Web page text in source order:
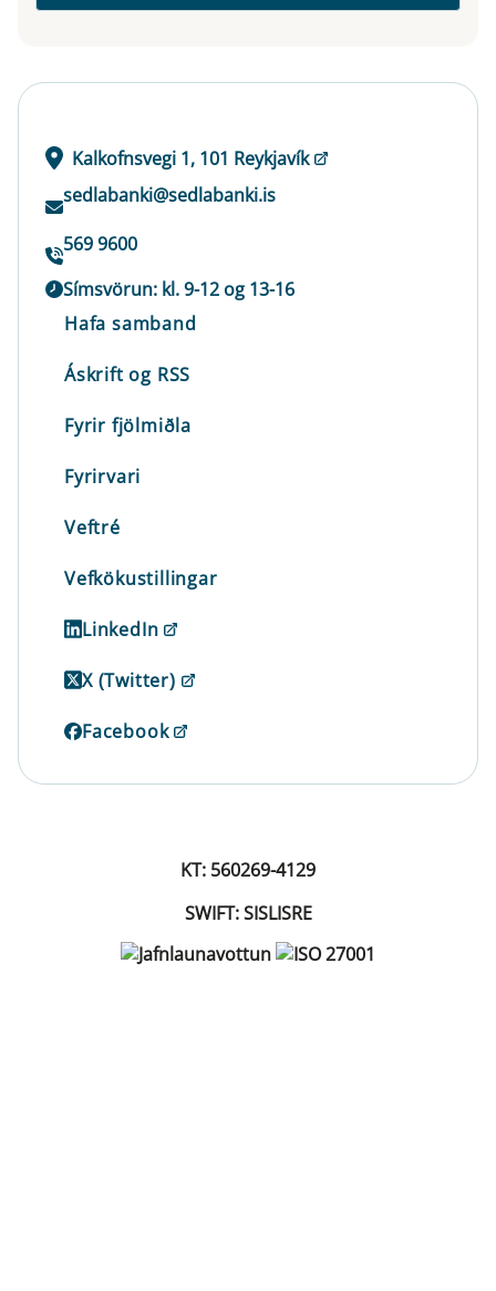
Kalkofnsvegi 1, 101 Reykjavík
sedlabanki@sedlabanki.is
569 9600
Símsvörun: kl. 9-12 og 13-16
Hafa samband
Áskrift og RSS
Fyrir fjölmiðla
Fyrirvari
Veftré
Vefkökustillingar
LinkedIn
X (Twitter)
Facebook
KT: 560269-4129
SWIFT: SISLISRE